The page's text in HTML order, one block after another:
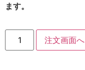
ます。
注文画面へ